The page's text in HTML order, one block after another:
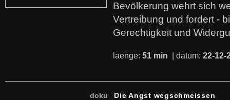
Bevölkerung wehrt sich
Vertreibung und fordert -
Gerechtigkeit und
laenge: 51 min | datum: 22-12-
doku Die Angst wegschmeissen